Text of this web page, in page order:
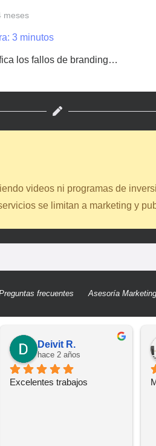
meses
3 minutos
los fallos de branding…
videos ni programas de
se limitan a marketing y
frecuentes Asesoría Marketing
Deivit R.
hace 2 años
Excelentes trabajos